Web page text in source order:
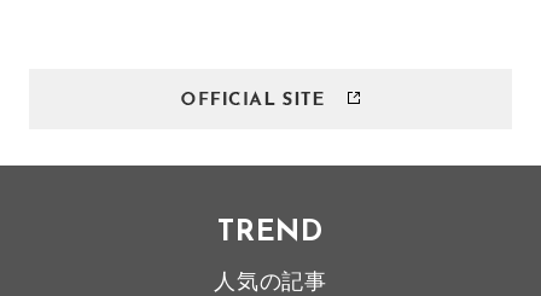
TREND
人気の記事